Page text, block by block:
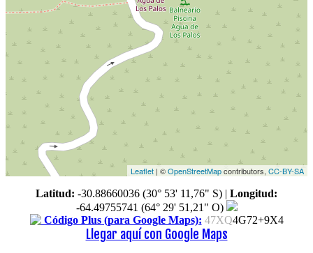
Leaflet | ©OpenStreetMapcontributors, CC-BY-SA
Latitud: -30.88660036 (30° 53' 11,76" S) | Longitud:
-64.49755741 (64° 29' 51,21" O)
Código Plus (para Google Maps): 47XQ4G72+9X4
Llegar aquí con Google Maps